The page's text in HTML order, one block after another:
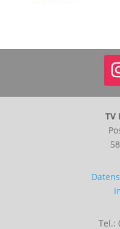
TV
Tel.: